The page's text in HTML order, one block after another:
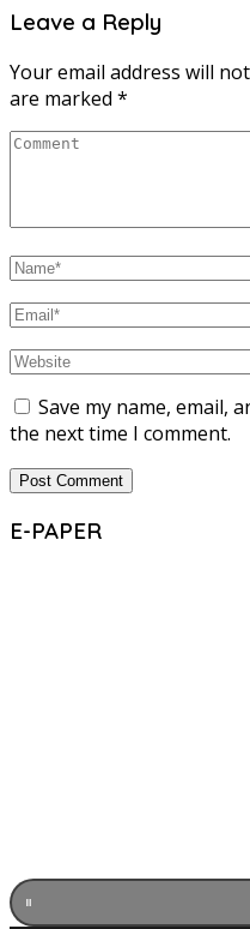
Leave a Reply
Your email address will
are marked *
Save my name, email,
the next time I comment.
E-PAPER